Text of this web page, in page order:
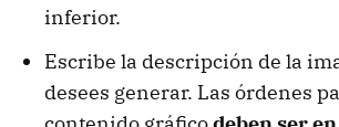
inferior.
Escribe la descripción de la
desees generar. Las órdenes